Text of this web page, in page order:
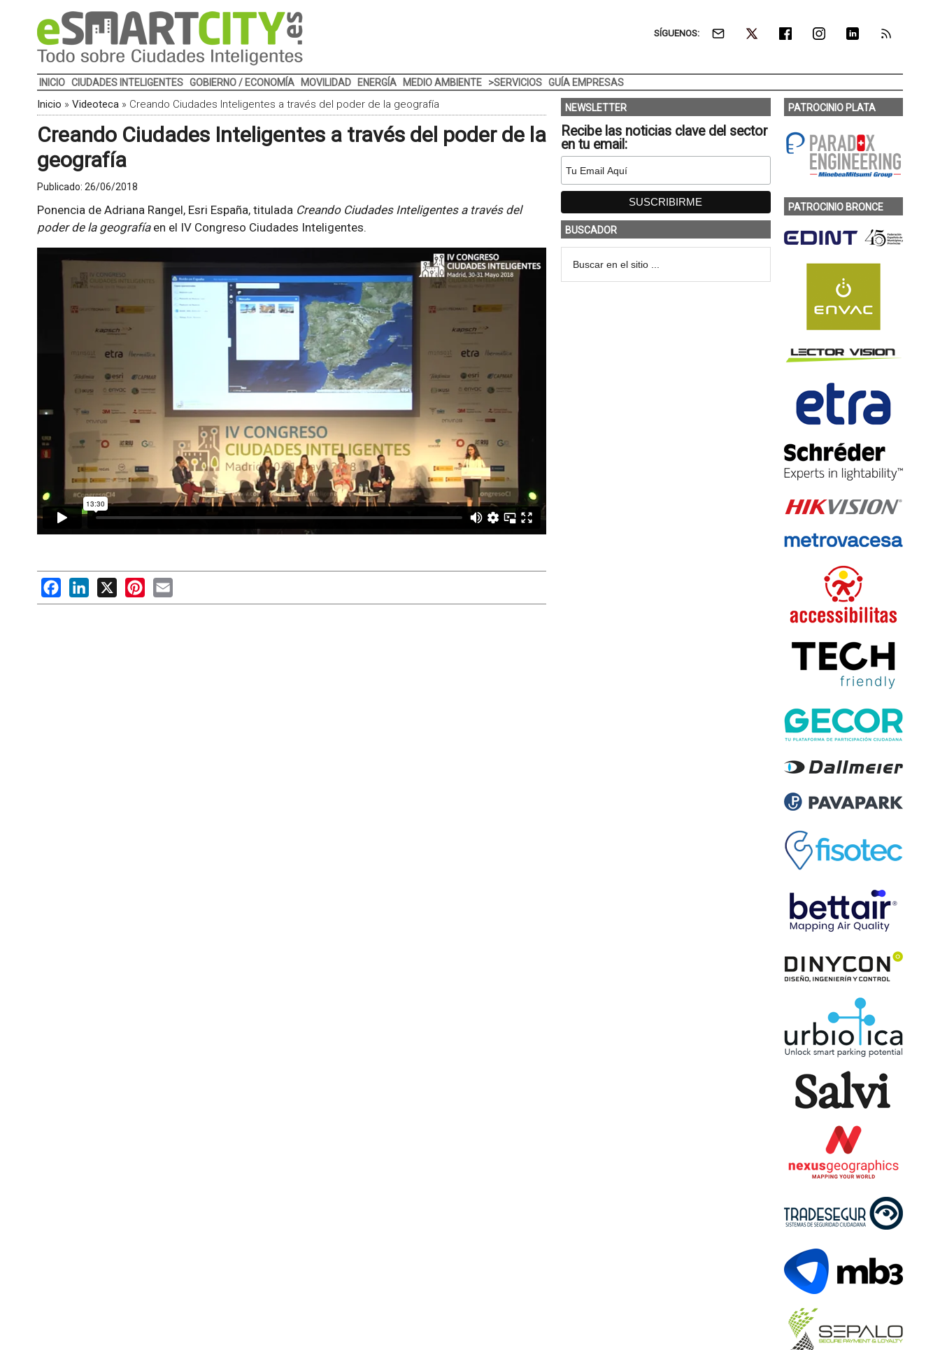
SÍGUENOS:
INICIO CIUDADES INTELIGENTES GOBIERNO / ECONOMÍA MOVILIDAD ENERGÍA MEDIO AMBIENTE >SERVICIOS GUÍA EMPRESAS
Inicio » Videoteca» Creando Ciudades Inteligentes a través del poder de la geografía
Creando Ciudades Inteligentes a través del poder de la
geografía
Publicado: 26/06/2018
Ponencia de Adriana Rangel, Esri España, titulada Creando Ciudades Inteligentes a través del
poder de la geografíaen el IV Congreso Ciudades Inteligentes.
FacebookLinkedIn
X PinterestEmail
NEWSLETTER
Recibe las noticias clave del sector
en tu email:
BUSCADOR
PATROCINIO PLATA
PATROCINIO BRONCE